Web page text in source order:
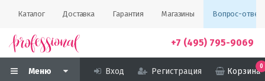
Каталог Доставка Гарантия Магазины Вопрос-ответ
+7 (495) 795-9069
Меню Вход Регистрация Корзина
0